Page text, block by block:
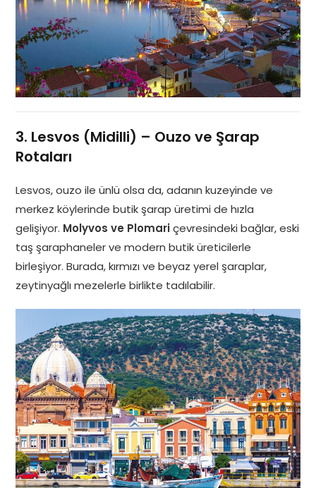
3. Lesvos (Midilli) – Ouzo ve Şarap
Rotaları
Lesvos, ouzo ile ünlü olsa da, adanın kuzeyinde ve
merkez köylerinde butik şarap üretimi de hızla
gelişiyor. Molyvos ve Plomariçevresindeki bağlar, eski
taş şaraphaneler ve modern butik üreticilerle
birleşiyor. Burada, kırmızı ve beyaz yerel şaraplar,
zeytinyağlı mezelerle birlikte tadılabilir.